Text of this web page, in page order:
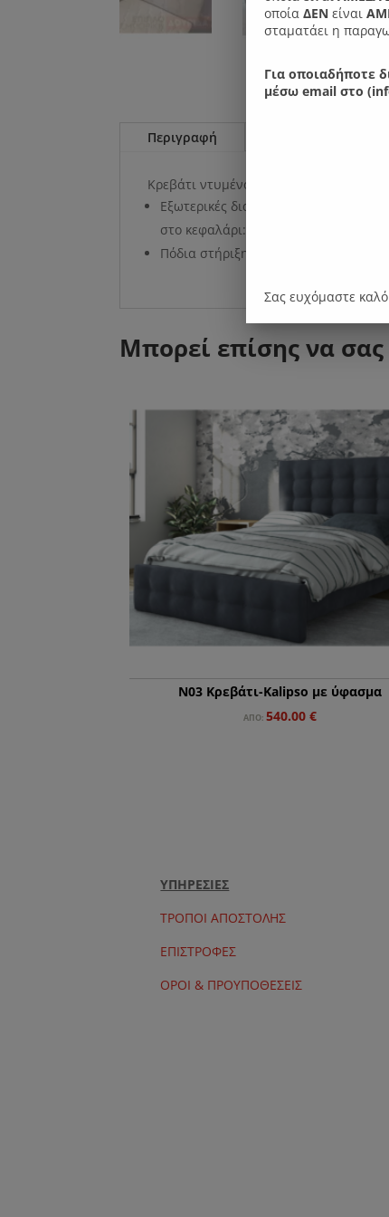
Περιγραφή
Κρεβάτι ντυμένο με ύφασμα
Εξωτερικές διαστάσεις κρεβατιού:
στο κεφαλάρι: 111 εκ. ύψος
Πόδια στήριξης οξιά.
Μπορεί επίσης να
N03 Κρεβάτι-Κalipso με ύφασμα
ΑΠΌ: 540.00 €
ΥΠΗΡΕΣΙΕΣ
ΤΡΟΠΟΙ ΑΠΟΣΤΟΛΗΣ
ΕΠΙΣΤΡΟΦΕΣ
ΟΡΟΙ & ΠΡΟΥΠΟΘΕΣΕΙΣ
οποία ΔΕΝ είναι
σταματάει η
Για οποιαδήποτε
μέσω email στο
Σας ευχόμαστε